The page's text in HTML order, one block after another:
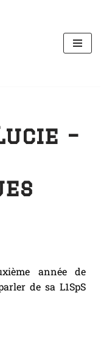
–
année de
de sa L1SpS